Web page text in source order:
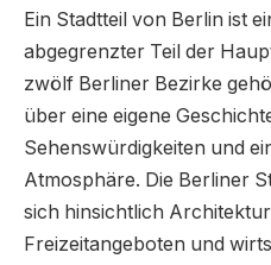
Ein Stadtteil von Berlin ist
abgegrenzter Teil der
zwölf Berliner Bezirke
über eine eigene
Sehenswürdigkeiten und
Atmosphäre. Die Berliner
sich hinsichtlich
Freizeitangeboten und